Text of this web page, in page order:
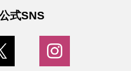
式SNS